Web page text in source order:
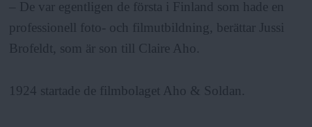
– De var egentligen de första i Finland som hade en
professionell foto- och filmutbildning, berättar Jussi
Brofeldt, som är son till Claire Aho.
1924 startade de filmbolaget Aho & Soldan.